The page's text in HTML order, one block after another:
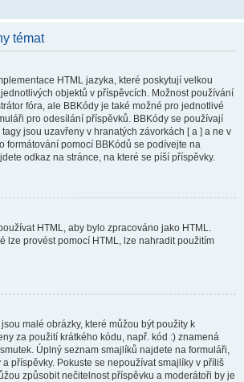
témat
HTML jazyka, které poskytují velkou
objektů v příspěvcích. Možnost používání
fóra, ale BBKódy je také možné pro jednotlivé
pro odesílání příspěvků. BBKódy se používají
jsou uzavřeny v hranatých závorkách [ a ] a ne v
formátování pomocí BBKódů se podívejte na
odkaz na stránce, na které se píší příspěvky.
HTML, aby bylo zpracováno jako HTML.
lze provést pomocí HTML, lze nahradit použitím
malé obrázky, které můžou být použity k
za použití krátkého kódu, např. kód :) znamená
Úplný seznam smajlíků najdete na formuláři,
příspěvky. Pokuste se nepoužívat smajlíky v příliš
způsobit nečitelnost příspěvku a moderátoři by je